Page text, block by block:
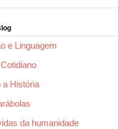
e Linguagem
a História
da humanidade